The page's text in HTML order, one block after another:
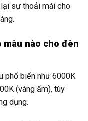
sự thoải mái cho
màu nào cho đèn
phổ biến như 6000K
(vàng ấm), tùy
dụng.